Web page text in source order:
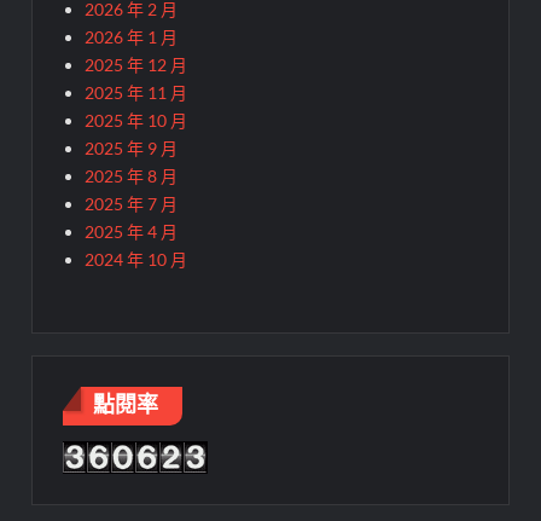
2026 年 2 月
2026 年 1 月
2025 年 12 月
2025 年 11 月
2025 年 10 月
2025 年 9 月
2025 年 8 月
2025 年 7 月
2025 年 4 月
2024 年 10 月
點閱率